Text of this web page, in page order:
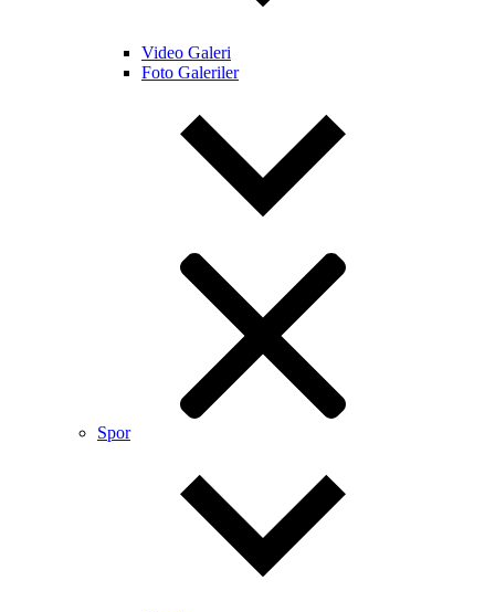
Video Galeri
Foto Galeriler
Spor